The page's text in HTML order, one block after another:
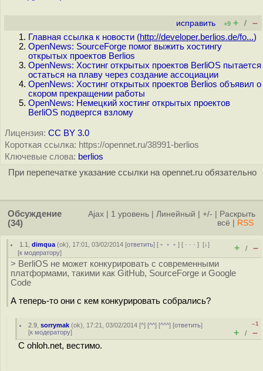
исправить +9 + / –
Главная ссылка к новости (http://developer.berlios.de/fo...)
OpenNews: SourceForge помог выжить хостингу
открытых проектов Berlios
OpenNews: Хостинг открытых проектов BerliOS пытается
остаться на плаву через создание ассоциации
OpenNews: Хостинг открытых проектов Berlios объявил о
скором прекращении работы
OpenNews: Немецкий хостинг открытых проектов
BerliOS подвергся взлому
Лицензия: CC BY 3.0
Короткая ссылка: https://opennet.ru/38991-berlios
Ключевые слова: berlios
При перепечатке указание ссылки на opennet.ru обязательно
Обсуждение
(34)
Ajax 1 уровень Линейный +/-
Раскрыть
всё
RSS
1.1 ,dimqua (ok), 17:01, 03/02/2014 [ответить] [ ﹢﹢﹢] [ · · ·][↓]
[к модератору] + / –
> BerliOS не может конкурировать с современными
платформами, такими как GitHub, SourceForge и Google
Code
А теперь-то они с кем конкурировать собрались?
2.9 ,sorrymak (ok), 17:21, 03/02/2014 [^] [^^] [^^^] [ответить]
[к модератору]
–1
+ / –
С ohloh.net, вестимо.